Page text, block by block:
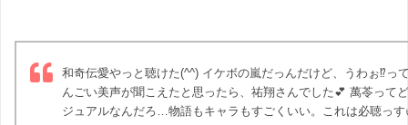
和奇伝愛やっと聴けた(^^) イケボの嵐だっんだけど、うわぉ⁉️っ
んごい美声が聞こえたと思ったら、祐翔さんでした💕 萬苓って
ジュアルなんだろ…物語もキャラもすごくいい。これは必聴っす